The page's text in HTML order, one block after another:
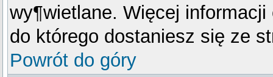
wy¶wietlane. Więcej
do którego dostaniesz się ze
Powrót do góry